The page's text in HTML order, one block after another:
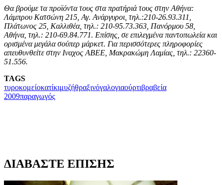
Θα βρούμε τα προϊόντα τους στα πρατήριά τους στην Αθήνα:
Λάμπρου Κατσώνη 215, Αγ. Ανάργυροι, τηλ.:210-26.93.311,
Πλάτωνος 25, Καλλιθέα, τηλ.: 210-95.73.363, Πανόρμου 58,
Αθήνα, τηλ.: 210-69.84.771. Επίσης, σε επιλεγμένα παντοπωλεία και
ορισμένα μεγάλα σούπερ μάρκετ. Για περισσότερες πληροφορίες
απευθυνθείτε στην Ιναχος ΑΒΕΕ, Μακρακώμη Λαμίας, τηλ.: 22360-
51.556.
TAGS
τυροκομείοκατίκιμυζήθραξινόγαλογιαούρτιβραβεία
2009παραγωγός
ΔΙΑΒΑΣΤΕ ΕΠΙΣΗΣ